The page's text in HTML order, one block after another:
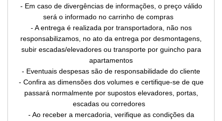
- Em caso de divergências de informações, o preço válido
será o informado no carrinho de compras
- A entrega é realizada por transportadora, não nos
responsabilizamos, no ato da entrega por desmontagens,
subir escadas/elevadores ou transporte por guincho para
apartamentos
- Eventuais despesas são de responsabilidade do cliente
- Confira as dimensões dos volumes e certifique-se de que
passará normalmente por supostos elevadores, portas,
escadas ou corredores
- Ao receber a mercadoria, verifique as condições da